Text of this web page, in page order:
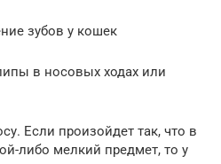
зубов у кошек
в носовых ходах или
Если произойдет так, что в
либо мелкий предмет, то у